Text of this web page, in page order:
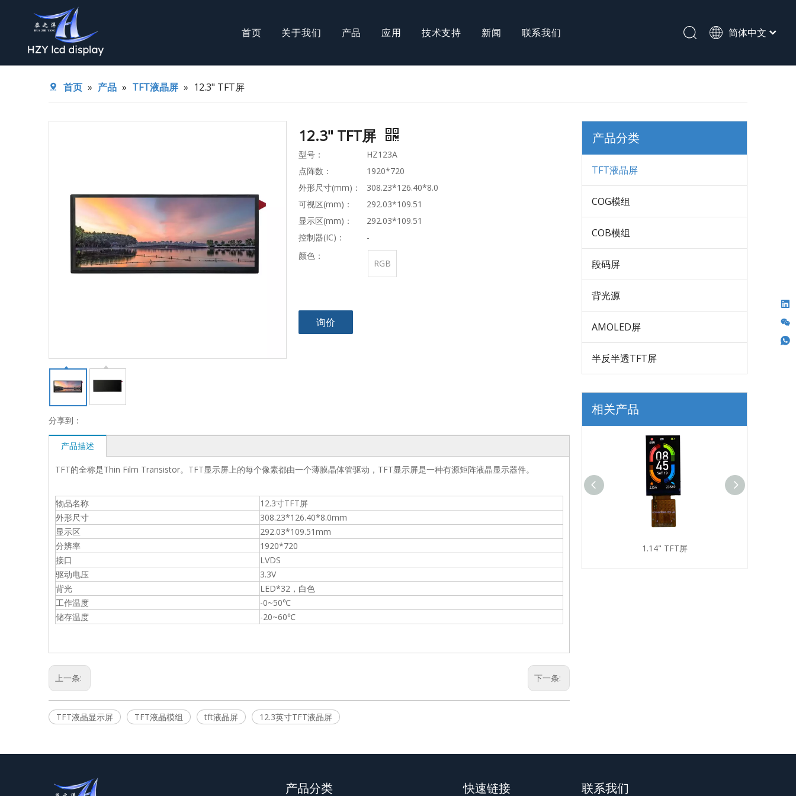
首页 关于我们 产品 应用 技术支持 新闻 联系我们 简体中文
首页 » 产品 » TFT液晶屏 » 12.3" TFT屏
分享到：
12.3" TFT屏
型号：
HZ123A
点阵数：
1920*720
外形尺寸(mm)：
308.23*126.40*8.0
可视区(mm)：
292.03*109.51
显示区(mm)：
292.03*109.51
控制器(IC)：
-
颜色：
RGB
询价
产品描述
TFT的全称是Thin Film Transistor。TFT显示屏上的每个像素都由一个薄膜晶体管驱动，TFT显示屏是一种有源矩阵液晶显示器件。
物品名称
12.3寸TFT屏
外形尺寸
308.23*126.40*8.0mm
显示区
292.03*109.51mm
分辨率
1920*720
接口
LVDS
驱动电压
3.3V
背光
LED*32，白色
工作温度
-0~50℃
储存温度
-20~60℃
上一条: 下一条:
TFT液晶显示屏 TFT液晶模组 tft液晶屏 12.3英寸TFT液晶屏
产品分类
TFT液晶屏
COG模组
COB模组
段码屏
背光源
AMOLED屏
半反半透TFT屏
相关产品
1.14" TFT屏
产品分类 快速链接 联系我们